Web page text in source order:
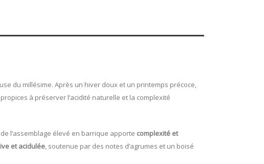
du millésime. Après un hiver doux et un printemps précoce,
à préserver l’acidité naturelle et la complexité
l’assemblage élevé en barrique apporte complexité et
et acidulée, soutenue par des notes d’agrumes et un boisé